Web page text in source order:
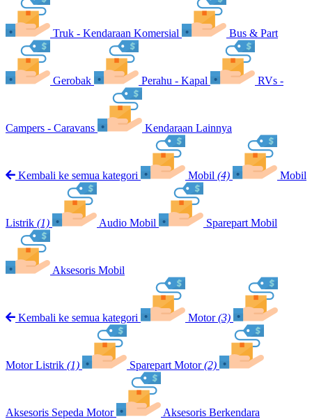
Truk - Kendaraan Komersial Bus & Part
Gerobak Perahu - Kapal RVs -
Campers - Caravans Kendaraan Lainnya
Kembali ke semua kategori Mobil (4) Mobil
Listrik (1) Audio Mobil Sparepart Mobil
Aksesoris Mobil
Kembali ke semua kategori Motor (3)
Motor Listrik (1) Sparepart Motor (2)
Aksesoris Sepeda Motor Aksesoris Berkendara